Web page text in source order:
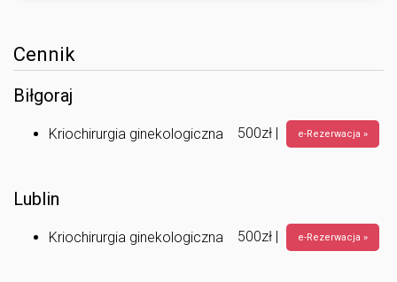
Cennik
Biłgoraj
Kriochirurgia ginekologiczna 500zł | e-Rezerwacja »
Lublin
Kriochirurgia ginekologiczna 500zł | e-Rezerwacja »